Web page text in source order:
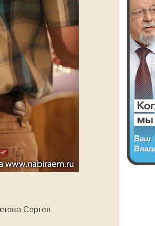
Сергея